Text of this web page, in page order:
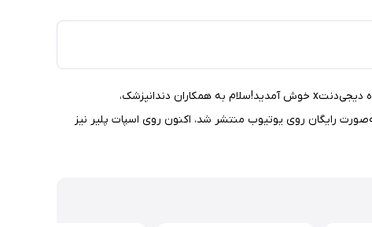
🎧 آموزش ببینید، زندگی‌ها را تغییر دهید! 🎧دسترسی آسان به آموزش‌های دندانپزشکی دیجیتال + کمک به خانواده‌های نیازمند.🌟 به خانواده دیجی‌دنتx خوش آمدید!سلام به همکاران دندانپزشک،
رایگان روی یوتیوب منتشر شد، اکنون روی اسپات پلیر نیز